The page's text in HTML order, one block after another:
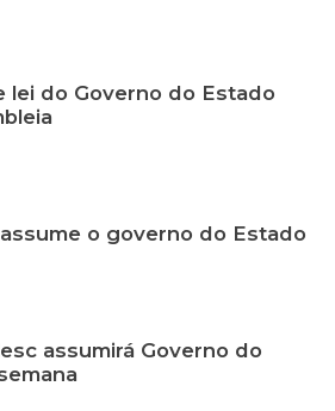
lei do Governo do Estado
o governo do Estado
assumirá Governo do